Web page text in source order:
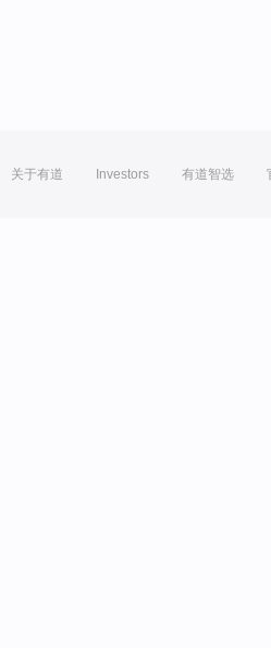
关于有道 Investors 有道智选